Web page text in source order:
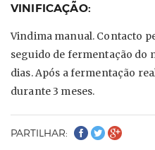
VINIFICAÇÃO:
Vindima manual. Contacto
seguido de fermentação do
dias. Após a fermentação
durante 3 meses.
PARTILHAR: